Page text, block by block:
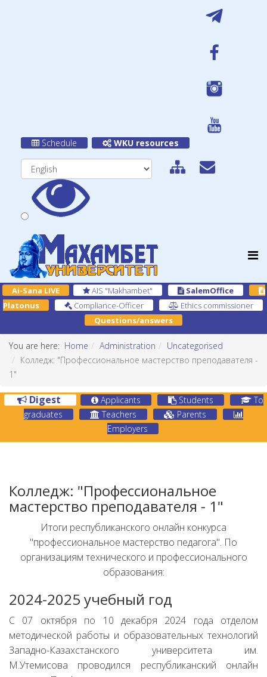
Schedule WKU resources
Ai-Sana LIVE AIS "Makhambet"
SalemOffice
Platonus
Compliance-Officer
Ethics commissioner
Questions/answers
You are here: Home Administration
Uncategorised
Колледж: "Профессиональное мастерство преподавателя -
1"
Digest Applicants Students
To
graduates
Teachers
Parents
Employers
Колледж: "Профессиональное
мастерство преподавателя - 1"
Итоги республиканского онлайн конкурса
"профессиональное мастерство педагога". По
организациям технического и профессионального
образования:
2024-2025 учебный год
С 07 октября по 10 декабря 2024 года отделом
методической работы и образовательных технологий
Западно-Казахстанского университета им.
М.Утемисова проводился республиканский онлайн